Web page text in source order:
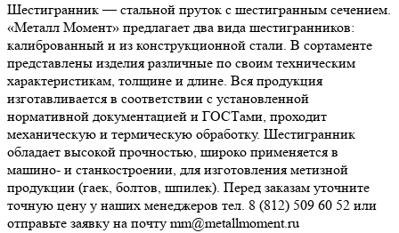
Шестигранник — стальной пруток с шестигранным сечением.
«Металл Момент» предлагает два вида шестигранников:
калиброванный и из конструкционной стали. В сортаменте
представлены изделия различные по своим техническим
характеристикам, толщине и длине. Вся продукция
изготавливается в соответствии с установленной
нормативной документацией и ГОСТами, проходит
механическую и термическую обработку. Шестигранник
обладает высокой прочностью, широко применяется в
машино- и станкостроении, для изготовления метизной
продукции (гаек, болтов, шпилек). Перед заказам уточните
точную цену у наших менеджеров тел. 8 (812) 509 60 52 или
отправьте заявку на почту mm@metallmoment.ru